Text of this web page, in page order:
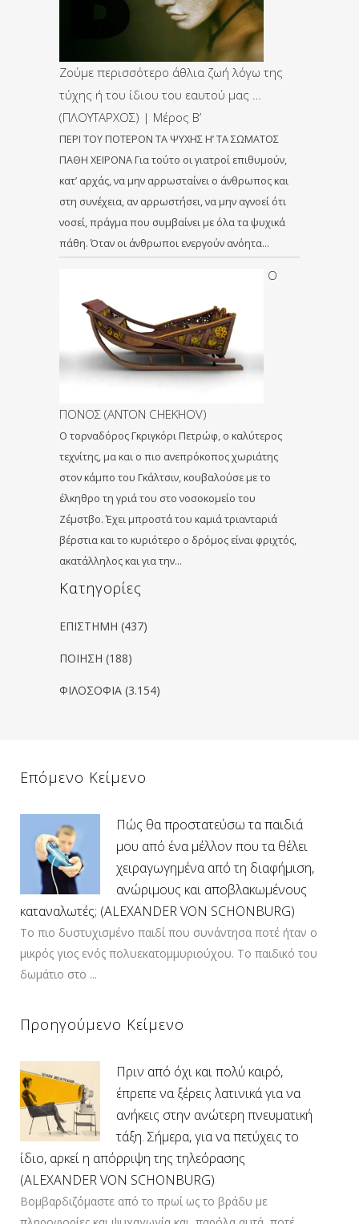
Ζούμε περισσότερο άθλια ζωή λόγω της
τύχης ή του ίδιου του εαυτού μας …
(ΠΛΟΥΤΑΡΧΟΣ) | Μέρος B’
ΠΕΡΙ ΤΟΥ ΠΟΤΕΡΟΝ ΤΑ ΨΥΧΗΣ Η’ ΤΑ ΣΩΜΑΤΟΣ
ΠΑΘΗ ΧΕΙΡΟΝΑ Για τούτο οι γιατροί επιθυμούν,
κατ’ αρχάς, να μην αρρωσταίνει ο άνθρωπος και
στη συνέχεια, αν αρρωστήσει, να μην αγνοεί ότι
νοσεί, πράγμα που συμβαίνει με όλα τα ψυχικά
πάθη. Όταν οι άνθρωποι ενεργούν ανόητα…
Ο
ΠΟΝΟΣ (ANTON CHEKHOV)
Ο τορναδόρος Γκριγκόρι Πετρώφ, ο καλύτερος
τεχνίτης, μα και ο πιο ανεπρόκοπος χωριάτης
στον κάμπο του Γκάλτσιν, κουβαλούσε με το
έλκηθρο τη γριά του στο νοσοκομείο του
Ζέμστβο. Έχει μπροστά του καμιά τριανταριά
βέρστια και το κυριότερο ο δρόμος είναι φριχτός,
ακατάλληλος και για την…
Kατηγορίες
ΕΠΙΣΤΗΜΗ (437)
ΠΟΙΗΣΗ (188)
ΦΙΛΟΣΟΦΙΑ (3.154)
Επόμενο Κείμενο
Πώς θα προστατεύσω τα παιδιά
μου από ένα μέλλον που τα θέλει
χειραγωγημένα από τη διαφήμιση,
ανώριμους και αποβλακωμένους
καταναλωτές; (ALEXANDER VON SCHONBURG)
Το πιο δυστυχισμένο παιδί που συνάντησα ποτέ ήταν ο
μικρός γιος ενός πολυεκατομμυριούχου. Το παιδικό του
δωμάτιο στο ...
Προηγούμενο Κείμενο
Πριν από όχι και πολύ καιρό,
έπρεπε να ξέρεις λατινικά για να
ανήκεις στην ανώτερη πνευματική
τάξη. Σήμερα, για να πετύχεις το
ίδιο, αρκεί η απόρριψη της τηλεόρασης
(ALEXANDER VON SCHONBURG)
Βομβαρδιζόμαστε από το πρωί ως το βράδυ με